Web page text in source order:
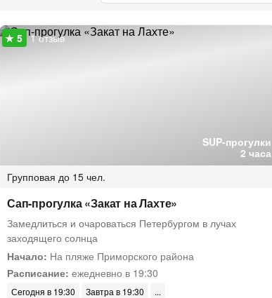
SUP-прогулки
2 часа
1 отзыв
Групповая до 15 чел.
Сап-прогулка «Закат на Лахте»
Замедлиться и очароваться Петербургом в лучах
заходящего солнца
Начало: На пляже Приморского района
Расписание: ежедневно в 19:30
Сегодня в 19:30 Завтра в 19:30